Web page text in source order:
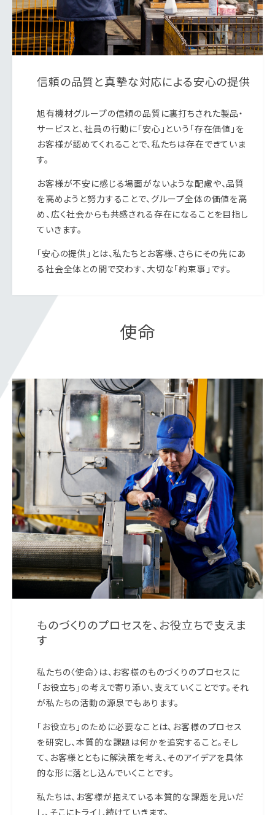
信頼の品質と真摯な対応による安心の提供
旭有機材グループの信頼の品質に裏打ちされた製品・
サービスと、社員の行動に「安心」という「存在価値」を
お客様が認めてくれることで、私たちは存在できていま
す。
お客様が不安に感じる場面がないような配慮や、品質
を高めようと努力することで、グループ全体の価値を高
め、広く社会からも共感される存在になることを目指し
ていきます。
「安心の提供」とは、私たちとお客様、さらにその先にあ
る社会全体との間で交わす、大切な「約束事」です。
使命
ものづくりのプロセスを、お役立ちで支えま
す
私たちの〈使命〉は、お客様のものづくりのプロセスに
「お役立ち」の考えで寄り添い、支えていくことです。それ
が私たちの活動の源泉でもあります。
「お役立ち」のために必要なことは、お客様のプロセス
を研究し、本質的な課題は何かを追究すること。そし
て、お客様とともに解決策を考え、そのアイデアを具体
的な形に落とし込んでいくことです。
私たちは、お客様が抱えている本質的な課題を見いだ
し、そこにトライし続けていきます。